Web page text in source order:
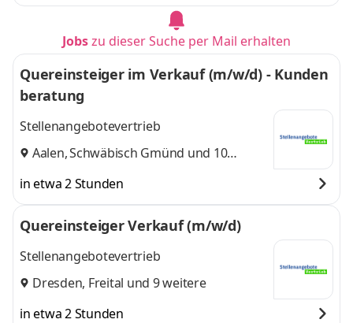
Jobszu dieser Suche per Mail erhalten
Quereinsteiger im Verkauf (m/w/d) - Kunden
beratung
Stellenangebotevertrieb
Aalen,Schwäbisch Gmünd und 10
in etwa 2 Stunden
Quereinsteiger Verkauf (m/w/d)
Stellenangebotevertrieb
Dresden, Freital und 9 weitere
in etwa 2 Stunden